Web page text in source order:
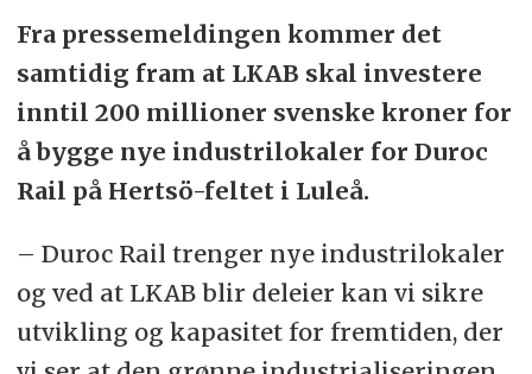
Fra pressemeldingen kommer det
samtidig fram at LKAB skal investere
inntil 200 millioner svenske kroner for
å bygge nye industrilokaler for Duroc
Rail på Hertsö-feltet i Luleå.
– Duroc Rail trenger nye industrilokaler
og ved at LKAB blir deleier kan vi sikre
utvikling og kapasitet for fremtiden, der